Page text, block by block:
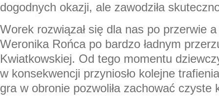
dogodnych okazji, ale zawodziła
Worek rozwiązał się dla nas po przerwie
Weronika Rońca po bardzo ładnym
Kwiatkowskiej. Od tego momentu
w konsekwencji przyniosło kolejne
gra w obronie pozwoliła zachować czyste